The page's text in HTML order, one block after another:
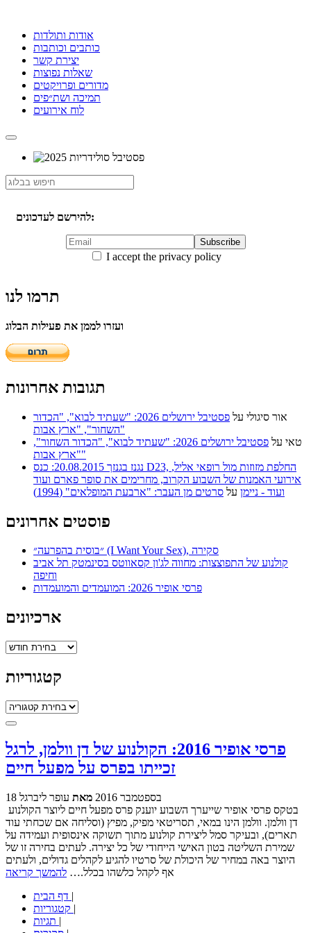
אודות ותולדות
כותבים וכותבות
יצירת קשר
שאלות נפוצות
מדורים ופרויקטים
תמיכה ושת״פים
לוח אירועים
להירשם לעדכונים:
I accept the privacy policy
תרמו לנו
ועזרו לממן את פעילות הבלוג
תגובות אחרונות
אור סיגולי על
פסטיבל ירושלים 2026: "שעתיד לבוא", "הכדור
השחור", "ארץ אבות"
טאי על
פסטיבל ירושלים 2026: "שעתיד לבוא", "הכדור השחור",
"ארץ אבות"
נגנז בגנזך 20.08.2015: כנס D23, החלפת מזוזות מול רופאי אליל,
אירועי האמנות של השבוע הקרוב, מחרימים את סופר פארם ועוד
ועוד - ניימן על סרטים מן העבר: "ארבעת המופלאים" (1994)
פוסטים אחרונים
״בוסית בהפרעה״ (I Want Your Sex), סקירה
קולנוע של התפוצצות: מחווה לג'ון קסאווטס בסינמטק תל אביב
וחיפה
פרסי אופיר 2026: המועמדים והמועמדות
ארכיונים
ארכיונים
קטגוריות
קטגוריות
פרסי אופיר 2016: הקולנוע של דן וולמן, לרגל
זכייתו בפרס על מפעל חיים
18 בספטמבר 2016 מאת עופר ליברגל
דן וולמן. וולמן הינו במאי, תסריטאי מפיק, מפיץ (וסליחה אם שכחתי עוד
תארים), ובעיקר סמל ליצירת קולנוע מתוך תשוקה אינסופית ועמידה על
שמירת השליטה בטון האישי הייחודי של כל יצירה. לעתים בחירה זו של
היוצר באה במחיר של היכולת של סרטיו להגיע לקהלים גדולים, ולעתים
אף לקהל כלשהו בכלל.… להמשך קריאה
|
|
|